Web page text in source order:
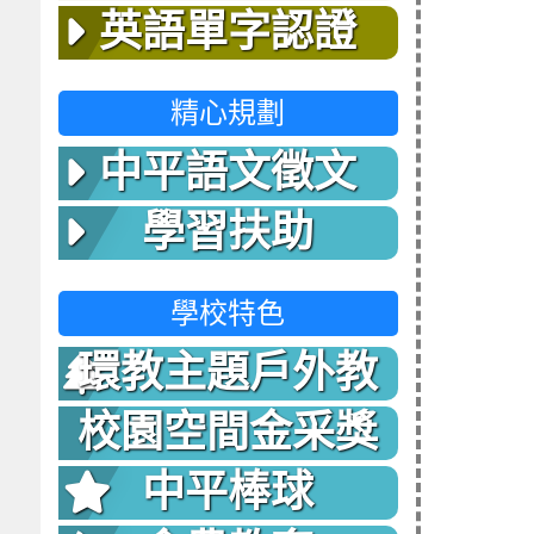
英語單字認證
精心規劃
中平語文徵文
學習扶助
學校特色
環教主題戶外教
室
校園空間金采獎
中平棒球